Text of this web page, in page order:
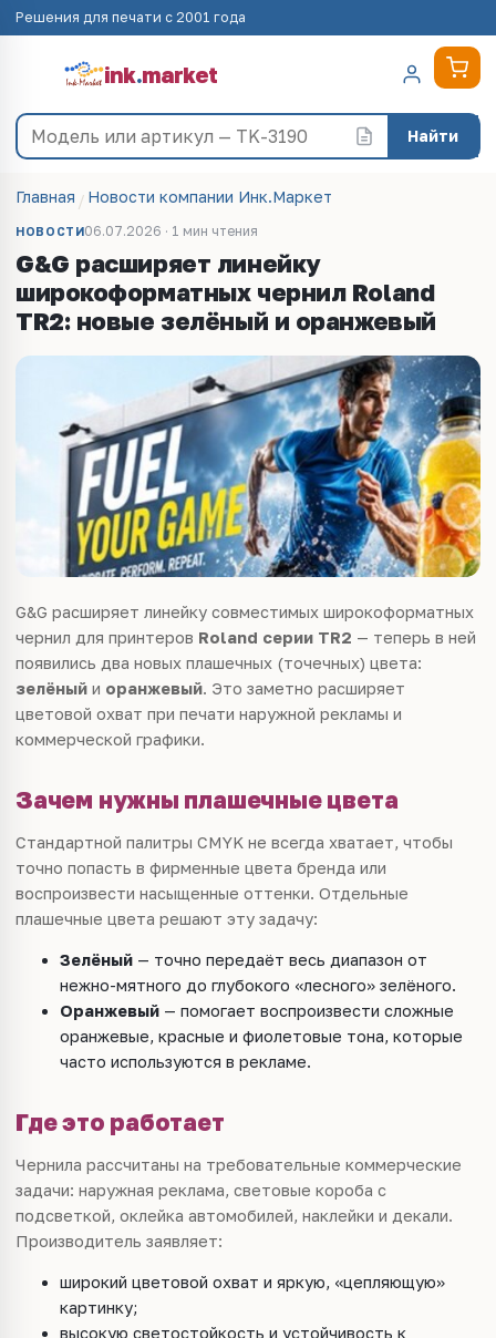
Решения для печати с 2001 года
ink.market
Найти
Главная Новости компании Инк.Маркет
НОВОСТИ06.07.2026 · 1 мин чтения
G&G расширяет линейку
широкоформатных чернил Roland
TR2: новые зелёный и оранжевый
G&G расширяет линейку совместимых широкоформатных
чернил для принтеров Roland серии TR2 — теперь в ней
появились два новых плашечных (точечных) цвета:
зелёный и оранжевый. Это заметно расширяет
цветовой охват при печати наружной рекламы и
коммерческой графики.
Зачем нужны плашечные цвета
Стандартной палитры CMYK не всегда хватает, чтобы
точно попасть в фирменные цвета бренда или
воспроизвести насыщенные оттенки. Отдельные
плашечные цвета решают эту задачу:
Зелёный — точно передаёт весь диапазон от
нежно-мятного до глубокого «лесного» зелёного.
Оранжевый — помогает воспроизвести сложные
оранжевые, красные и фиолетовые тона, которые
часто используются в рекламе.
Где это работает
Чернила рассчитаны на требовательные коммерческие
задачи: наружная реклама, световые короба с
подсветкой, оклейка автомобилей, наклейки и декали.
Производитель заявляет:
широкий цветовой охват и яркую, «цепляющую»
картинку;
высокую светостойкость и устойчивость к